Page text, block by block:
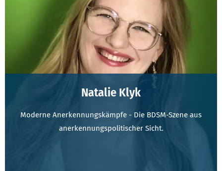
Natalie Klyk
Moderne Anerkennungskämpfe - Die BDSM-Szene aus
anerkennungspolitischer Sicht.